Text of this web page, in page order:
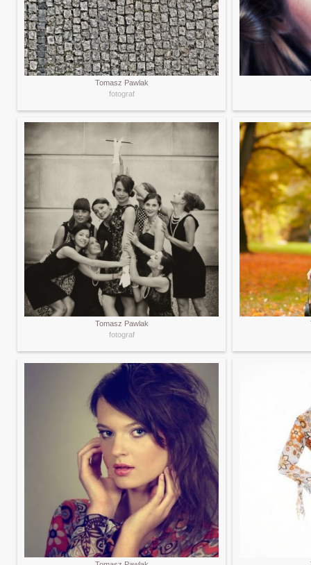
Tomasz Pawlak
fotograf
Tomasz Pawlak
fotograf